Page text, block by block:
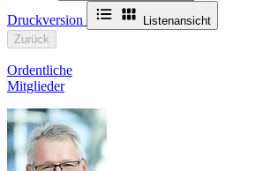
Druckversion
Listenansicht
Zurück
Ordentliche
Mitglieder